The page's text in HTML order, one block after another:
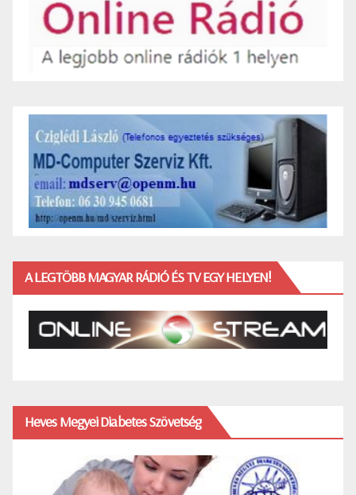
A LEGTÖBB MAGYAR RÁDIÓ ÉS TV EGY HELYEN!
Heves Megyei Diabetes Szövetség